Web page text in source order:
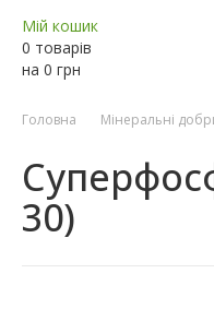
Мій кошик
0 товарів
на 0 грн
Головна Мінеральні
30)